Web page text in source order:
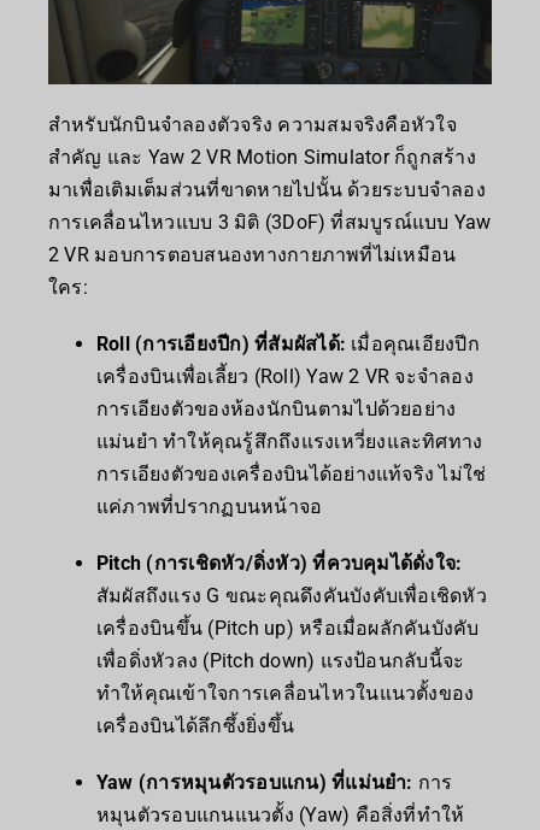
สำหรับนักบินจำลองตัวจริง ความสมจริงคือหัวใจ
สำคัญ และ Yaw 2 VR Motion Simulator ก็ถูกสร้าง
มาเพื่อเติมเต็มส่วนที่ขาดหายไปนั้น ด้วยระบบจำลอง
การเคลื่อนไหวแบบ 3 มิติ (3DoF) ที่สมบูรณ์แบบ Yaw
2 VR มอบการตอบสนองทางกายภาพที่ไม่เหมือน
ใคร:
Roll (การเอียงปีก) ที่สัมผัสได้: เมื่อคุณเอียงปีก
เครื่องบินเพื่อเลี้ยว (Roll) Yaw 2 VR จะจำลอง
การเอียงตัวของห้องนักบินตามไปด้วยอย่าง
แม่นยำ ทำให้คุณรู้สึกถึงแรงเหวี่ยงและทิศทาง
การเอียงตัวของเครื่องบินได้อย่างแท้จริง ไม่ใช่
แค่ภาพที่ปรากฏบนหน้าจอ
Pitch (การเชิดหัว/ดิ่งหัว) ที่ควบคุมได้ดั่งใจ:
สัมผัสถึงแรง G ขณะคุณดึงคันบังคับเพื่อเชิดหัว
เครื่องบินขึ้น (Pitch up) หรือเมื่อผลักคันบังคับ
เพื่อดิ่งหัวลง (Pitch down) แรงป้อนกลับนี้จะ
ทำให้คุณเข้าใจการเคลื่อนไหวในแนวตั้งของ
เครื่องบินได้ลึกซึ้งยิ่งขึ้น
Yaw (การหมุนตัวรอบแกน) ที่แม่นยำ: การ
หมุนตัวรอบแกนแนวตั้ง (Yaw) คือสิ่งที่ทำให้